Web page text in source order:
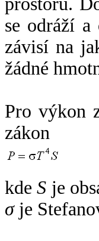
se odráží a
závisí na
žádné
Pro výkon
zákon
kdeS je
σje